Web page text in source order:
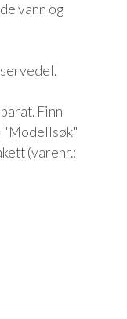
vann og
Finn
"Modellsøk"
(varenr.: